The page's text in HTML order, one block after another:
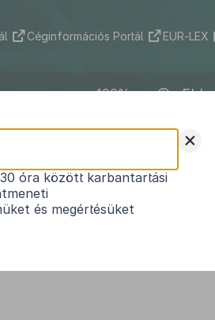
Céginformációs Portál EUR-LEX
ELI
1
11.
+
óra között karbantartási
és megértésüket